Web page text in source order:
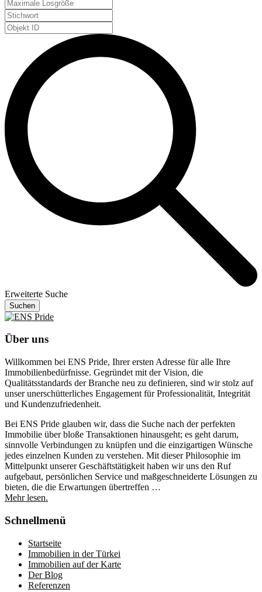
Erweiterte Suche
Suchen
Über uns
Willkommen bei ENS Pride, Ihrer ersten Adresse für alle Ihre
Immobilienbedürfnisse. Gegründet mit der Vision, die
Qualitätsstandards der Branche neu zu definieren, sind wir stolz auf
unser unerschütterliches Engagement für Professionalität, Integrität
und Kundenzufriedenheit.
Bei ENS Pride glauben wir, dass die Suche nach der perfekten
Immobilie über bloße Transaktionen hinausgeht; es geht darum,
sinnvolle Verbindungen zu knüpfen und die einzigartigen Wünsche
jedes einzelnen Kunden zu verstehen. Mit dieser Philosophie im
Mittelpunkt unserer Geschäftstätigkeit haben wir uns den Ruf
aufgebaut, persönlichen Service und maßgeschneiderte Lösungen zu
bieten, die die Erwartungen übertreffen …
Mehr lesen.
Schnellmenü
Startseite
Immobilien in der Türkei
Immobilien auf der Karte
Der Blog
Referenzen